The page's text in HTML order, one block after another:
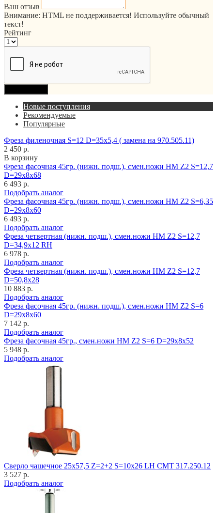
Ваш отзыв
Внимание: HTML не поддерживается! Используйте обычный
текст!
Рейтинг
Новые поступления
Рекомендуемые
Популярные
Фреза филеночная S=12 D=35x5,4 ( замена на 970.505.11)
2 450 р.
В корзину
Фреза фасочная 45гр. (нижн. подш.), смен.ножи HM Z2 S=12,7
D=29x8x68
6 493 р.
Подобрать аналог
Фреза фасочная 45гр. (нижн. подш.), смен.ножи HM Z2 S=6,35
D=29x8x60
6 493 р.
Подобрать аналог
Фреза четвертная (нижн. подш.), смен.ножи HM Z2 S=12,7
D=34,9x12 RH
6 978 р.
Подобрать аналог
Фреза четвертная (нижн. подш.), смен.ножи HM Z2 S=12,7
D=50,8x28
10 883 р.
Подобрать аналог
Фреза фасочная 45гр. (нижн. подш.), смен.ножи HM Z2 S=6
D=29x8x60
7 142 р.
Подобрать аналог
Фреза фасочная 45гр., смен.ножи HM Z2 S=6 D=29x8x52
5 948 р.
Подобрать аналог
Cверло чашечное 25x57,5 Z=2+2 S=10x26 LH CMT 317.250.12
3 527 р.
Подобрать аналог